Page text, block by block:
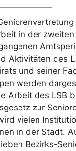
in der
Aktivitäten des
und seiner
werden
Arbeit des LSB
zur
vielen
in der Stadt.
Bezirks-